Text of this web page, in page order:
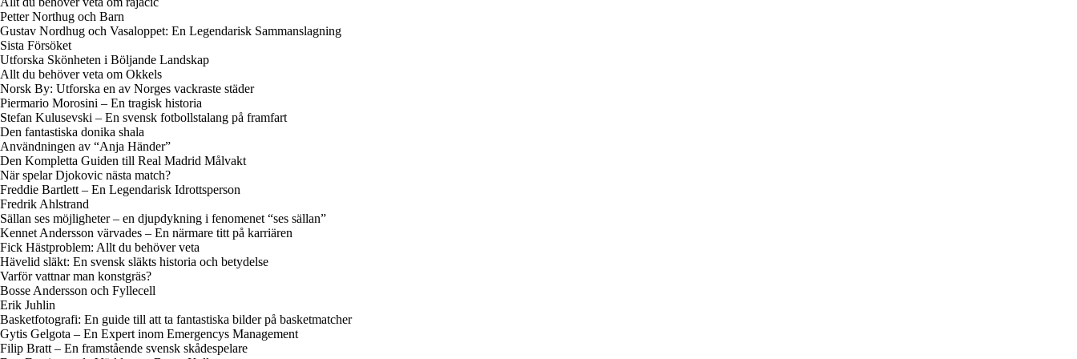
Petter Northug och Barn
Gustav Nordhug och Vasaloppet: En Legendarisk Sammanslagning
Sista Försöket
Utforska Skönheten i Böljande Landskap
Allt du behöver veta om Okkels
Norsk By: Utforska en av Norges vackraste städer
Piermario Morosini – En tragisk historia
Stefan Kulusevski – En svensk fotbollstalang på framfart
Den fantastiska donika shala
Användningen av “Anja Händer”
Den Kompletta Guiden till Real Madrid Målvakt
När spelar Djokovic nästa match?
Freddie Bartlett – En Legendarisk Idrottsperson
Fredrik Ahlstrand
Sällan ses möjligheter – en djupdykning i fenomenet “ses sällan”
Kennet Andersson värvades – En närmare titt på karriären
Fick Hästproblem: Allt du behöver veta
Hävelid släkt: En svensk släkts historia och betydelse
Varför vattnar man konstgräs?
Bosse Andersson och Fyllecell
Erik Juhlin
Basketfotografi: En guide till att ta fantastiska bilder på basketmatcher
Gytis Gelgota – En Expert inom Emergencys Management
Filip Bratt – En framstående svensk skådespelare